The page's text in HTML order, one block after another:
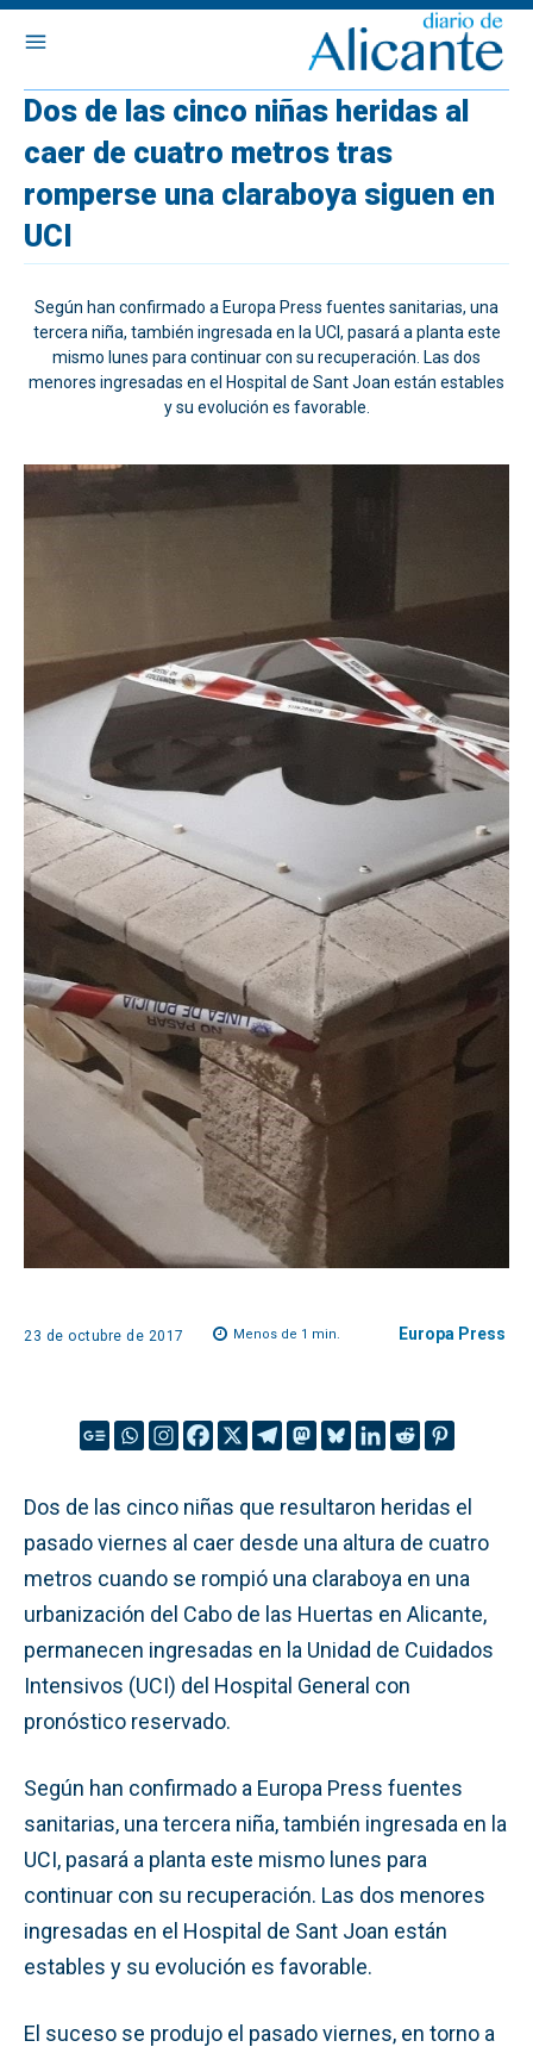
Dos de las cinco niñas heridas al
caer de cuatro metros tras
romperse una claraboya siguen en
UCI
Según han confirmado a Europa Press fuentes sanitarias, una
tercera niña, también ingresada en la UCI, pasará a planta este
mismo lunes para continuar con su recuperación. Las dos
menores ingresadas en el Hospital de Sant Joan están estables
y su evolución es favorable.
23 de octubre de 2017 Menos de 1 min. Europa Press
Dos de las cinco niñas que resultaron heridas el
pasado viernes al caer desde una altura de cuatro
metros cuando se rompió una claraboya en una
urbanización del Cabo de las Huertas en Alicante,
permanecen ingresadas en la Unidad de Cuidados
Intensivos (UCI) del Hospital General con
pronóstico reservado.
Según han confirmado a Europa Press fuentes
sanitarias, una tercera niña, también ingresada en la
UCI, pasará a planta este mismo lunes para
continuar con su recuperación. Las dos menores
ingresadas en el Hospital de Sant Joan están
estables y su evolución es favorable.
El suceso se produjo el pasado viernes, en torno a